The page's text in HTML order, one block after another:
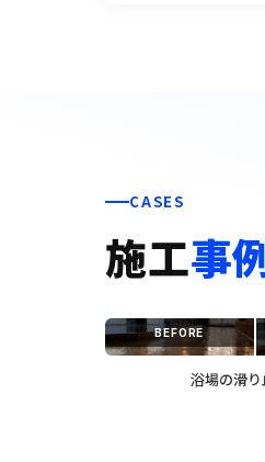
CASES
施工事
BEFORE
浴場の滑